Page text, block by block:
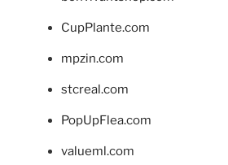
CupPlante.com
mpzin.com
stcreal.com
PopUpFlea.com
valueml.com